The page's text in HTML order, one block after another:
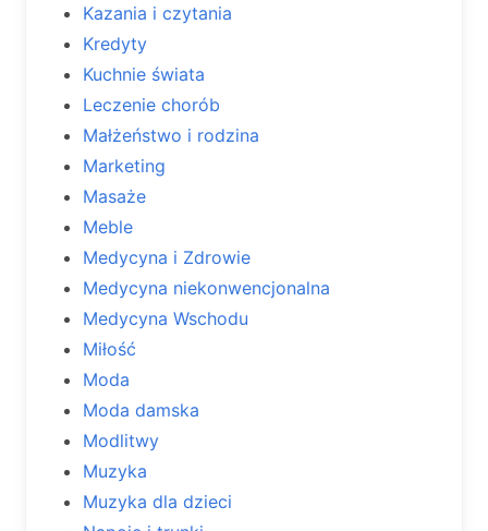
Kazania i czytania
Kredyty
Kuchnie świata
Leczenie chorób
Małżeństwo i rodzina
Marketing
Masaże
Meble
Medycyna i Zdrowie
Medycyna niekonwencjonalna
Medycyna Wschodu
Miłość
Moda
Moda damska
Modlitwy
Muzyka
Muzyka dla dzieci